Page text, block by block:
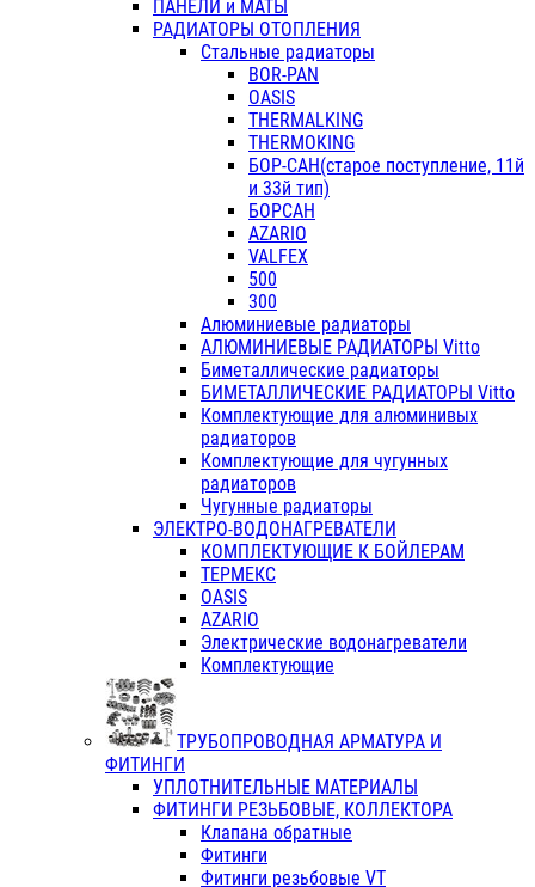
ПАНЕЛИ и МАТЫ
РАДИАТОРЫ ОТОПЛЕНИЯ
Стальные радиаторы
BOR-PAN
OASIS
THERMALKING
THERMOKING
БОР-САН(старое поступление, 11й
и 33й тип)
БОРСАН
AZARIO
VALFEX
500
300
Алюминиевые радиаторы
АЛЮМИНИЕВЫЕ РАДИАТОРЫ Vitto
Биметаллические радиаторы
БИМЕТАЛЛИЧЕСКИЕ РАДИАТОРЫ Vitto
Комплектующие для алюминивых
радиаторов
Комплектующие для чугунных
радиаторов
Чугунные радиаторы
ЭЛЕКТРО-ВОДОНАГРЕВАТЕЛИ
КОМПЛЕКТУЮЩИЕ К БОЙЛЕРАМ
ТЕРМЕКС
OASIS
AZARIO
Электрические водонагреватели
Комплектующие
ТРУБОПРОВОДНАЯ АРМАТУРА И
ФИТИНГИ
УПЛОТНИТЕЛЬНЫЕ МАТЕРИАЛЫ
ФИТИНГИ РЕЗЬБОВЫЕ, КОЛЛЕКТОРА
Клапана обратные
Фитинги
Фитинги резьбовые VT